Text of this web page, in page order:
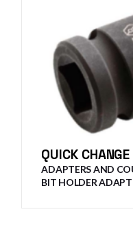
QUICK
ADAPTERS AND
BIT HOLDER